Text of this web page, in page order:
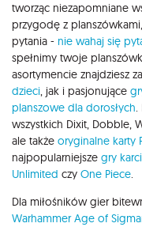
tworząc niezapomniane
przygodę z
pytania - nie wahaj się
spełnimy twoje
asortymencie znajdziesz
dzieci, jak i pasjonujące
planszowe dla dorosłych.
wszystkich Dixit, Dobble,
ale także oryginalne karty
najpopularniejsze gry
Unlimited czy One Piece.
Dla miłośników gier
Warhammer Age of